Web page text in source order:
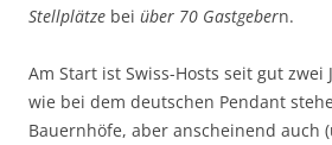
Stellplätze bei über 70 Gastgebern.
Am Start ist Swiss-Hosts seit gut
wie bei dem deutschen Pendant
Bauernhöfe, aber anscheinend auch